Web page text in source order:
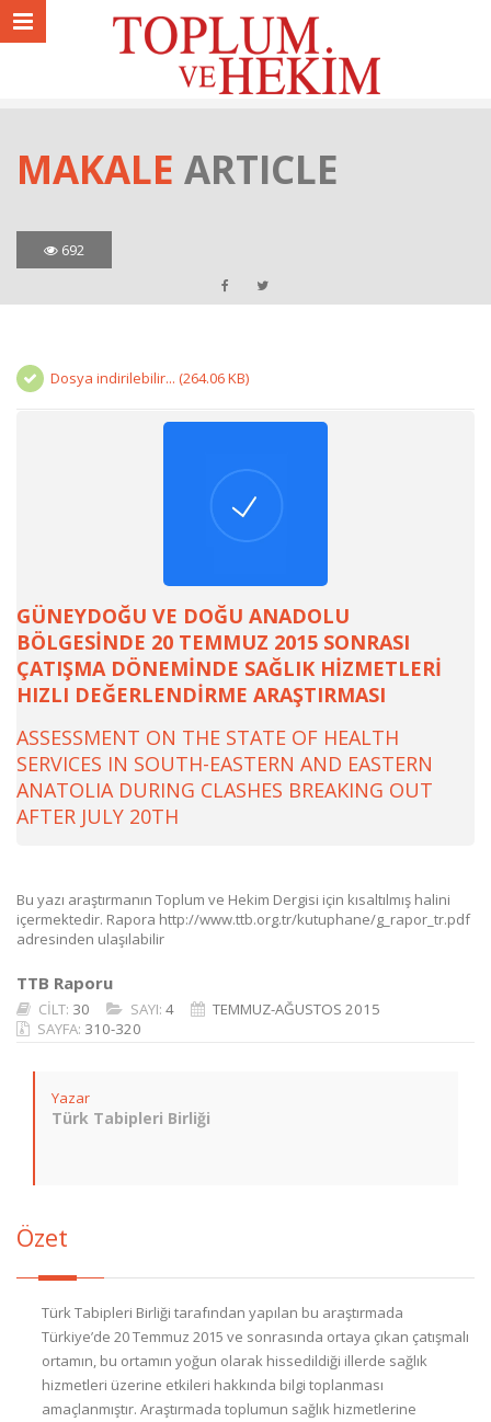
MAKALE ARTICLE
692
Dosya indirilebilir... (264.06 KB)
GÜNEYDOĞU VE DOĞU ANADOLU
BÖLGESİNDE 20 TEMMUZ 2015 SONRASI
ÇATIŞMA DÖNEMİNDE SAĞLIK HİZMETLERİ
HIZLI DEĞERLENDİRME ARAŞTIRMASI
ASSESSMENT ON THE STATE OF HEALTH
SERVICES IN SOUTH-EASTERN AND EASTERN
ANATOLIA DURING CLASHES BREAKING OUT
AFTER JULY 20TH
Bu yazı araştırmanın Toplum ve Hekim Dergisi için kısaltılmış halini
içermektedir. Rapora http://www.ttb.org.tr/kutuphane/g_rapor_tr.pdf
adresinden ulaşılabilir
TTB Raporu
CİLT: 30 SAYI: 4
TEMMUZ-AĞUSTOS 2015
SAYFA: 310-320
Yazar
Türk Tabipleri Birliği
Özet
Türk Tabipleri Birliği tarafından yapılan bu araştırmada
Türkiye’de 20 Temmuz 2015 ve sonrasında ortaya çıkan çatışmalı
ortamın, bu ortamın yoğun olarak hissedildiği illerde sağlık
hizmetleri üzerine etkileri hakkında bilgi toplanması
amaçlanmıştır. Araştırmada toplumun sağlık hizmetlerine